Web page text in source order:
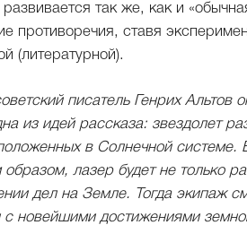
так же, как и
противоречия, ставя
(литературной).
писатель Генрих Альтов
из идей рассказа: звездолет
в Солнечной системе.
лазер будет не только
дел на Земле. Тогда экипаж
с новейшими достижениями